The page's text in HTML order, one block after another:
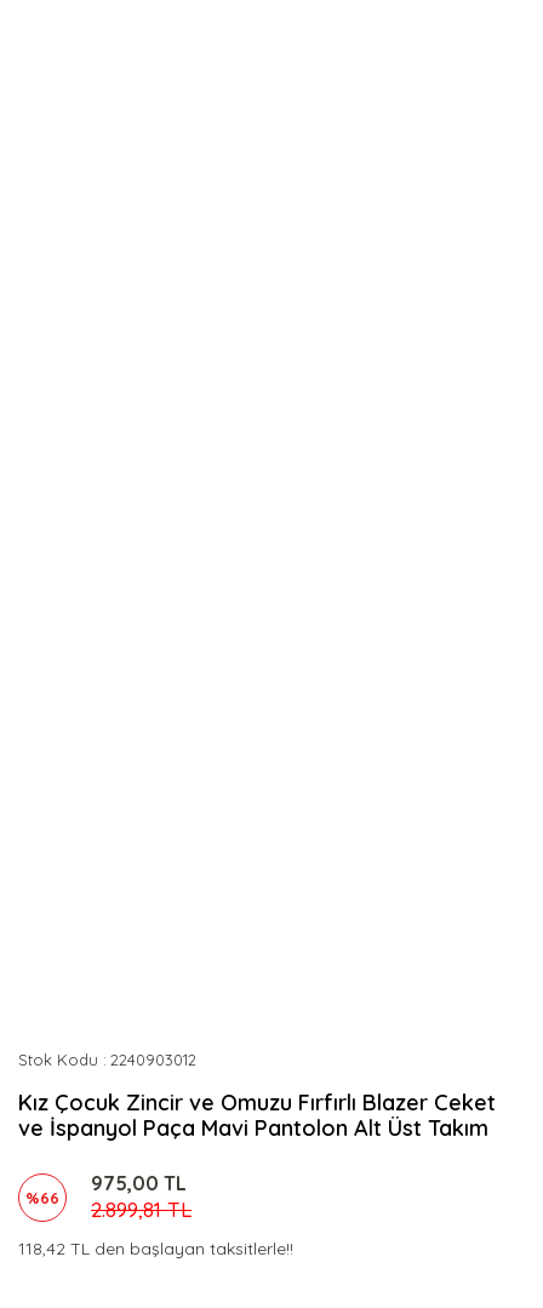
Stok Kodu 2240903012
Kız Çocuk Zincir ve Omuzu Fırfırlı Blazer Ceket
ve İspanyol Paça Mavi Pantolon Alt Üst Takım
%66
975,00 TL
2.899,81 TL
118,42 TL den başlayan taksitlerle!!